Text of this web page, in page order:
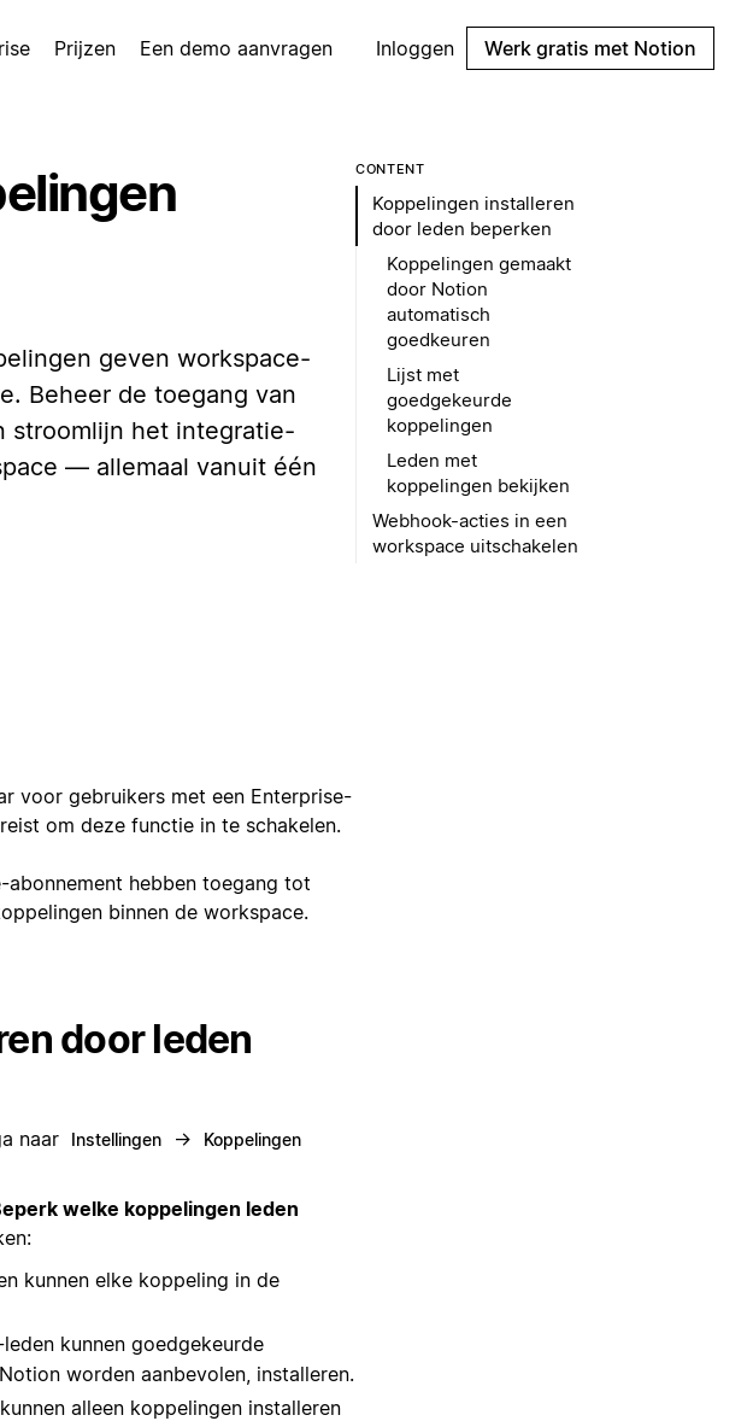
Prijzen Een demo aanvragen Inloggen Werk gratis met Notion
geven workspace-
Beheer de toegang van
stroomlijn het integratie-
— allemaal vanuit één
voor gebruikers met een Enterprise-
om deze functie in te schakelen.
abonnement hebben toegang tot
binnen de workspace.
door leden
naar Instellingen → Koppelingen
welke koppelingen leden
kunnen elke koppeling in de
kunnen goedgekeurde
worden aanbevolen, installeren.
alleen koppelingen installeren
CONTENT
Koppelingen installeren
door leden beperken
Koppelingen gemaakt
door Notion
automatisch
goedkeuren
Lijst met
goedgekeurde
koppelingen
Leden met
koppelingen bekijken
Webhook-acties in een
workspace uitschakelen